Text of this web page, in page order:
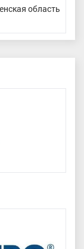
область